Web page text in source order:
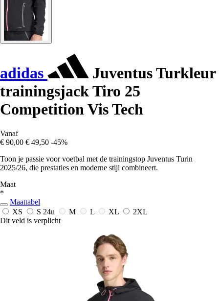
adidas
Juventus Turkleur
trainingsjack Tiro 25
Competition Vis Tech
Vanaf
€ 90,00 € 49,50 -45%
Toon je passie voor voetbal met de trainingstop Juventus Turin
2025/26, die prestaties en moderne stijl combineert.
Maat
*
Maattabel
XS
S 24u M L XL
2XL
Dit veld is verplicht